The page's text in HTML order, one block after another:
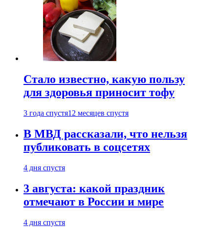
Стало известно, какую пользу
для здоровья приносит тофу
3 года спустя12 месяцев спустя
В МВД рассказали, что нельзя
публиковать в соцсетях
4 дня спустя
3 августа: какой праздник
отмечают в России и мире
4 дня спустя